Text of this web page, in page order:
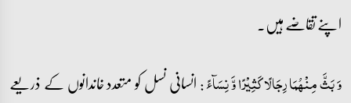
اپنے تقاضے ہیں۔
وَ بَثَّ مِنۡہُمَا رِجَالًا کَثِیۡرًا وَّ نِسَآءً: انسانی نسل کو متعدد خاندانوں کے ذریعے